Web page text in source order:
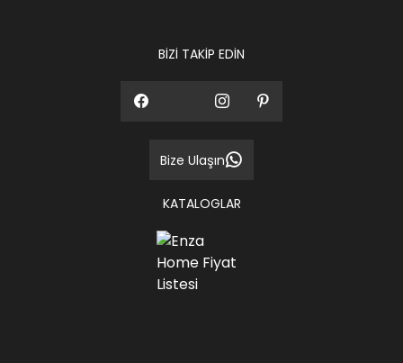
BİZİ TAKİP EDİN
Bize Ulaşın
KATALOGLAR